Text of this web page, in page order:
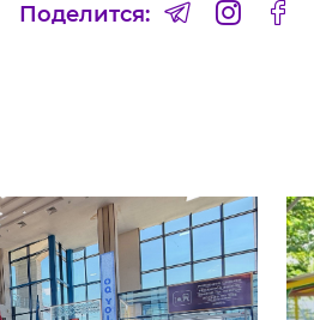
Поделится: